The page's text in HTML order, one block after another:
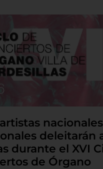
deleitarán
durante el XVI
de Órgano